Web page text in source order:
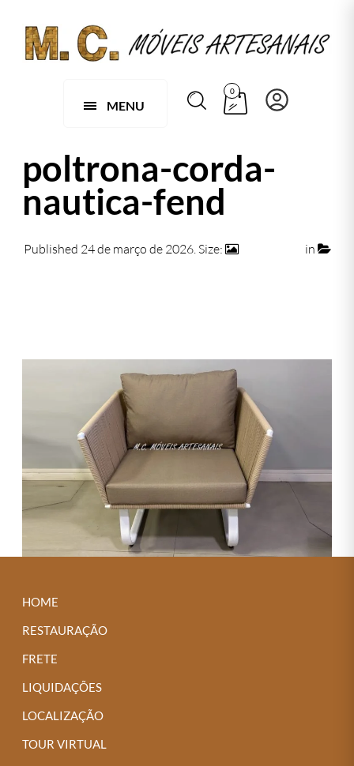
MENU
0
poltrona-corda-
nautica-fend
Published 24 de março de 2026. Size:
in
HOME
RESTAURAÇÃO
FRETE
LIQUIDAÇÕES
LOCALIZAÇÃO
TOUR VIRTUAL